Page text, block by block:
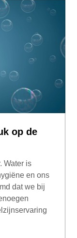
op de
Water is
en ons
dat we bij